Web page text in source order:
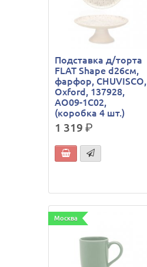
Подставка д/торта
FLAT Shape d26см,
фарфор, CHUVISCO,
Oxford, 137928,
AO09-1C02,
(коробка 4 шт.)
1 319р.
Москва